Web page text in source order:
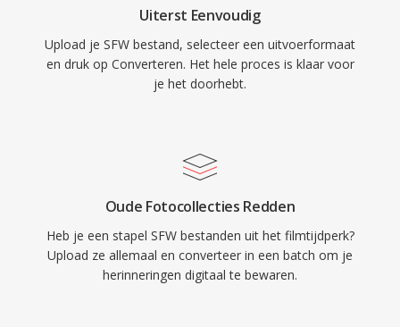
Uiterst Eenvoudig
Upload je SFW bestand, selecteer een uitvoerformaat
en druk op Converteren. Het hele proces is klaar voor
je het doorhebt.
Oude Fotocollecties Redden
Heb je een stapel SFW bestanden uit het filmtijdperk?
Upload ze allemaal en converteer in een batch om je
herinneringen digitaal te bewaren.